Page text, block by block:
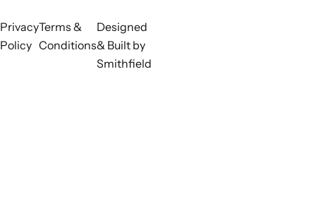
Privacy
Policy
Terms &
Conditions
Designed
& Built by
Smithfield